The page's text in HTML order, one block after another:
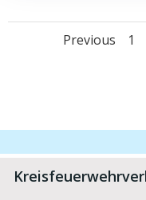
Posts
Previous 1